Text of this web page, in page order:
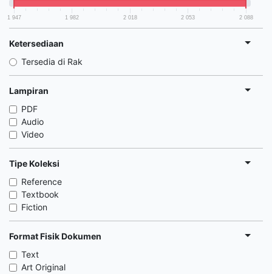
1 947 1 982 2 018 2 053 2 088
Ketersediaan
Tersedia di Rak
Lampiran
PDF
Audio
Video
Tipe Koleksi
Reference
Textbook
Fiction
Format Fisik Dokumen
Text
Art Original